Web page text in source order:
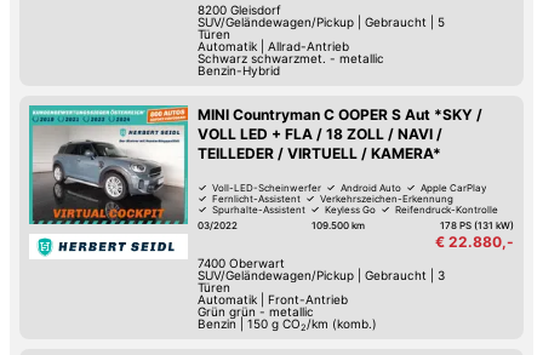
8200 Gleisdorf
SUV/Geländewagen/Pickup| Gebraucht|
5
Türen
Automatik| Allrad-Antrieb
Schwarz schwarzmet. - metallic
Benzin-Hybrid
MINI Countryman C OOPER S Aut *SKY /
VOLL LED + FLA / 18 ZOLL / NAVI /
TEILLEDER / VIRTUELL / KAMERA*
Voll-LED-Scheinwerfer Android Auto
Apple CarPlay
Fernlicht-Assistent
Verkehrszeichen-Erkennung
Spurhalte-Assistent
Keyless Go
Reifendruck-Kontrolle
03/2022
109.500 km 178 PS (131 kW)
€ 22.880,-
7400 Oberwart
SUV/Geländewagen/Pickup| Gebraucht|
3
Türen
Automatik|
Front-Antrieb
Grün grün - metallic
Benzin
150 g CO2/km (komb.)